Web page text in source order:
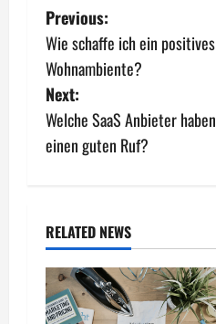
P
o
s
t
v
i
Previous:
Wie schaffe ich ein positives
Wohnambiente?
Next:
Welche SaaS Anbieter haben
einen guten Ruf?
RELATED NEWS